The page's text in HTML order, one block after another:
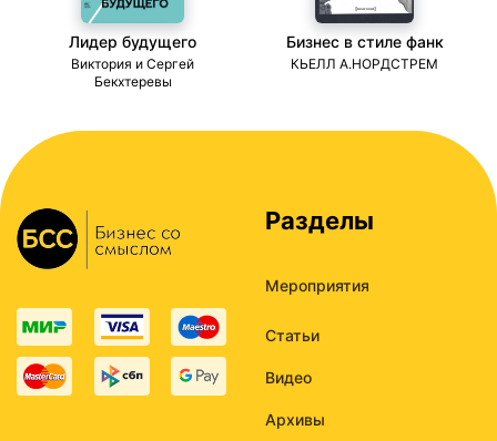
Лидер будущего
Виктория и Сергей
Бекхтеревы
Бизнес в стиле фанк
КЬЕЛЛ А.НОРДСТРЕМ
Разделы
Мероприятия
Статьи
Видео
Архивы